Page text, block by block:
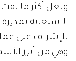
ولعل أكثر ما لفت
الاستعانة بمديرة
للإشراف على
وهي من أبرز